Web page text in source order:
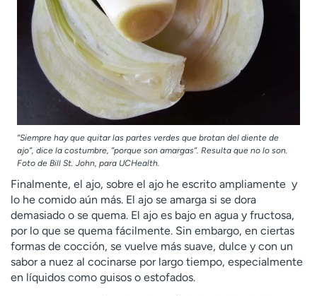
”Siempre hay que quitar las partes verdes que brotan del diente de
ajo”, dice la costumbre, ”porque son amargas”. Resulta que no lo son.
Foto de Bill St. John, para UCHealth.
Finalmente, el ajo, sobre el ajo he escrito ampliamente y
lo he comido aún más. El ajo se amarga si se dora
demasiado o se quema. El ajo es bajo en agua y fructosa,
por lo que se quema fácilmente. Sin embargo, en ciertas
formas de cocción, se vuelve más suave, dulce y con un
sabor a nuez al cocinarse por largo tiempo, especialmente
en líquidos como guisos o estofados.